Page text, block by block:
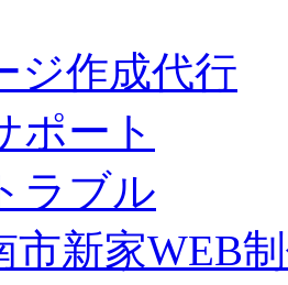
ジ作成代行
ポート
ラブル
市新家WEB